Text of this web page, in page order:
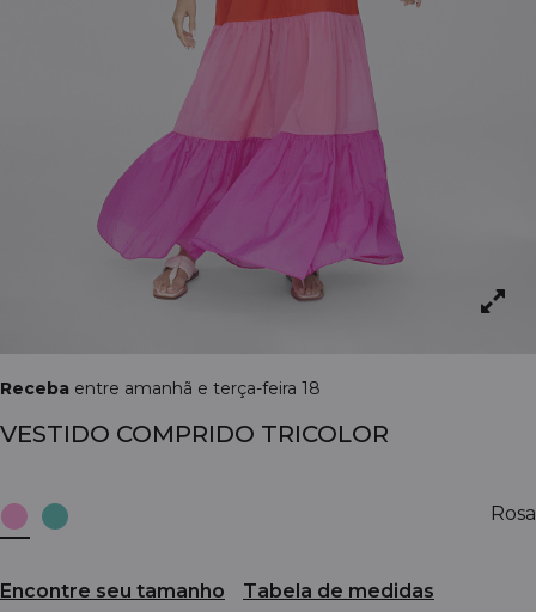
Receba entre amanhã e terça-feira 18
VESTIDO COMPRIDO TRICOLOR
Rosa
Encontre seu tamanho Tabela de medidas